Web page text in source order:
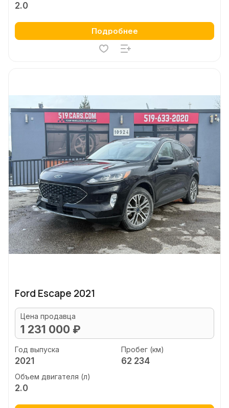
2.0
Подробнее
Ford Escape 2021
Цена продавца
1 231 000 ₽
Год выпуска
2021
Пробег (км)
62 234
Объем двигателя (л)
2.0